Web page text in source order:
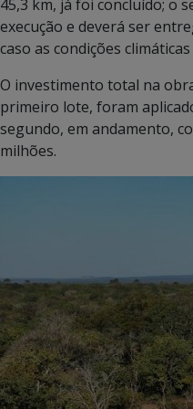
45,3 km, já foi concluído; o
execução e deverá ser
caso as condições
O investimento total na
primeiro lote, foram
segundo, em andamento,
milhões.